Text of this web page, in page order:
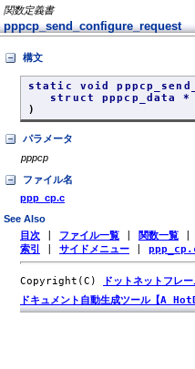
関数定義書
pppcp_send_configure_request
構文
static void
struct pppcp_data *
)
パラメータ
pppcp
ファイル名
ppp_cp.c
See Also
目次 ファイル一覧 関数一覧
索引
サイドメニュー
Copyright(C) ドットネットフレ
ドキュメント自動生成ツール【A